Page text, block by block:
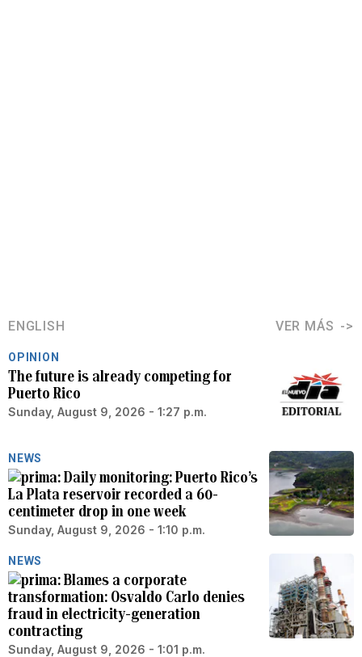
ENGLISH VER MÁS
OPINION
The future is already competing for
Puerto Rico
Sunday, August 9, 2026 - 1:27 p.m.
NEWS
Daily monitoring: Puerto Rico’s
La Plata reservoir recorded a 60-
centimeter drop in one week
Sunday, August 9, 2026 - 1:10 p.m.
NEWS
Blames a corporate
transformation: Osvaldo Carlo denies
fraud in electricity-generation
contracting
Sunday, August 9, 2026 - 1:01 p.m.